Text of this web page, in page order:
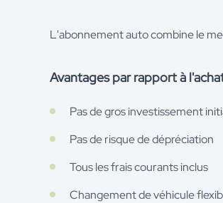
L'abonnement auto combine le
Avantages par rapport à
Pas de gros investissement
Pas de risque de dépréciation
Tous les frais courants inclus
Changement de véhicule